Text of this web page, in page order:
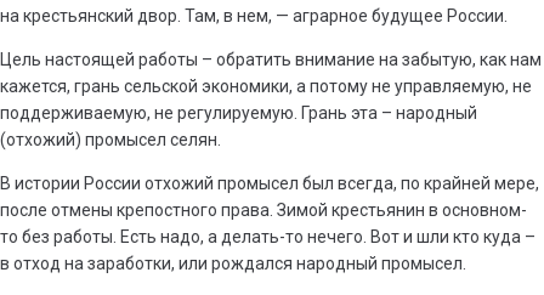
на крестьянский двор. Там, в нем, — аграрное будущее России.
Цель настоящей работы – обратить внимание на забытую, как нам
кажется, грань сельской экономики, а потому не управляемую, не
поддерживаемую, не регулируемую. Грань эта – народный
(отхожий) промысел селян.
В истории России отхожий промысел был всегда, по крайней мере,
после отмены крепостного права. Зимой крестьянин в основном-
то без работы. Есть надо, а делать-то нечего. Вот и шли кто куда –
в отход на заработки, или рождался народный промысел.